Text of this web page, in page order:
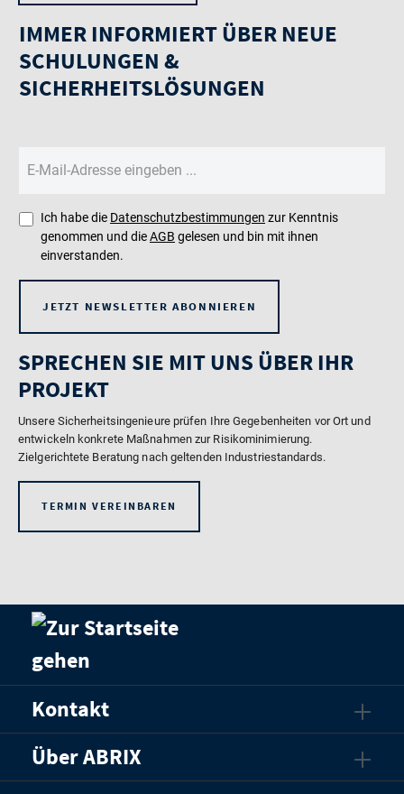
IMMER INFORMIERT ÜBER NEUE
SCHULUNGEN &
SICHERHEITSLÖSUNGEN
Ich habe die Datenschutzbestimmungen zur Kenntnis
genommen und dieAGB gelesen und bin mit ihnen
einverstanden.
JETZT NEWSLETTER ABONNIEREN
SPRECHEN SIE MIT UNS ÜBER IHR
PROJEKT
Unsere Sicherheitsingenieure prüfen Ihre Gegebenheiten vor Ort und
entwickeln konkrete Maßnahmen zur Risikominimierung.
Zielgerichtete Beratung nach geltenden Industriestandards.
TERMIN VEREINBAREN
Kontakt
Über ABRIX